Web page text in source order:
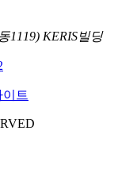
1119) KERIS빌딩